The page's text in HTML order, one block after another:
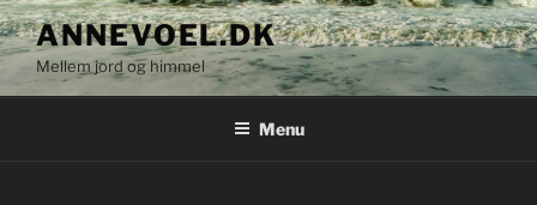
Videre
til
indhold
ANNEVOEL.DK
Mellem jord og himmel
Menu